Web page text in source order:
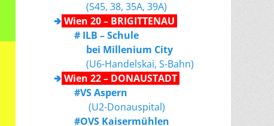
(S45, 38, 35A, 39A)
🢂 Wien 20 – BRIGITTENAU
# ILB – Schule
bei Millenium City
(U6-Handelskai, S-Bahn)
🢂 Wien 22 – DONAUSTADT
#VS Aspern
(U2-Donauspital)
#OVS Kaisermühlen